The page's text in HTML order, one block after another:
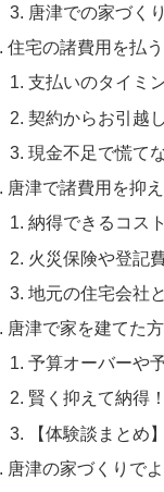
唐津での家づく
住宅の諸費用を払
支払いのタイミ
契約からお引越
現金不足で慌て
唐津で諸費用を抑
納得できるコス
火災保険や登記
地元の住宅会社
唐津で家を建てた
予算オーバーや
賢く抑えて納得
【体験談まとめ
唐津の家づくりで